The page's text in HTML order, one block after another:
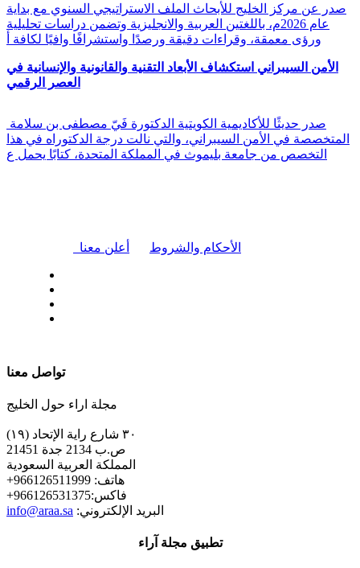
صدر عن مركز الخليج للأبحاث الملف الاستراتيجي السنوي مع بداية
عام 2026م، باللغتين العربية والانجليزية وتضمن دراسات تحليلية
ورؤى معمقة، وقراءات دقيقة ورصدًا واستشرافًا وافيًا لكافة أ
الأمن السيبراني استكشاف الأبعاد التقنية والقانونية والإنسانية في
العصر الرقمي
المتخصصة في الأمن السيبراني، والتي نالت درجة الدكتوراه في هذا
التخصص من جامعة بليموث في المملكة المتحدة، كتابًا يحمل ع
أعلن معنا الأحكام والشروط
تواصل معنا
مجلة اراء حول الخليج
٣٠ شارع راية الإتحاد (١٩)
ص.ب 2134 جدة 21451
المملكة العربية السعودية
+هاتف: 966126511999
+فاكس:966126531375
info@araa.sa :البريد الإلكتروني
تطبيق مجلة آراء